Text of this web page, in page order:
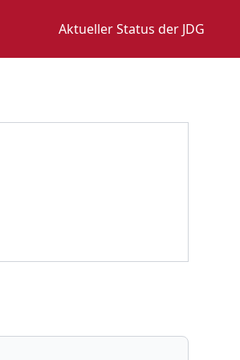
Aktueller Status der JDG